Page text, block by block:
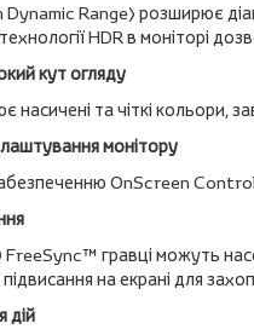
Range) розширює
HDR в моніторі
кут огляду
насичені та чіткі
монітору
OnScreen Control
FreeSync™ гравці можуть
на екрані для
дій